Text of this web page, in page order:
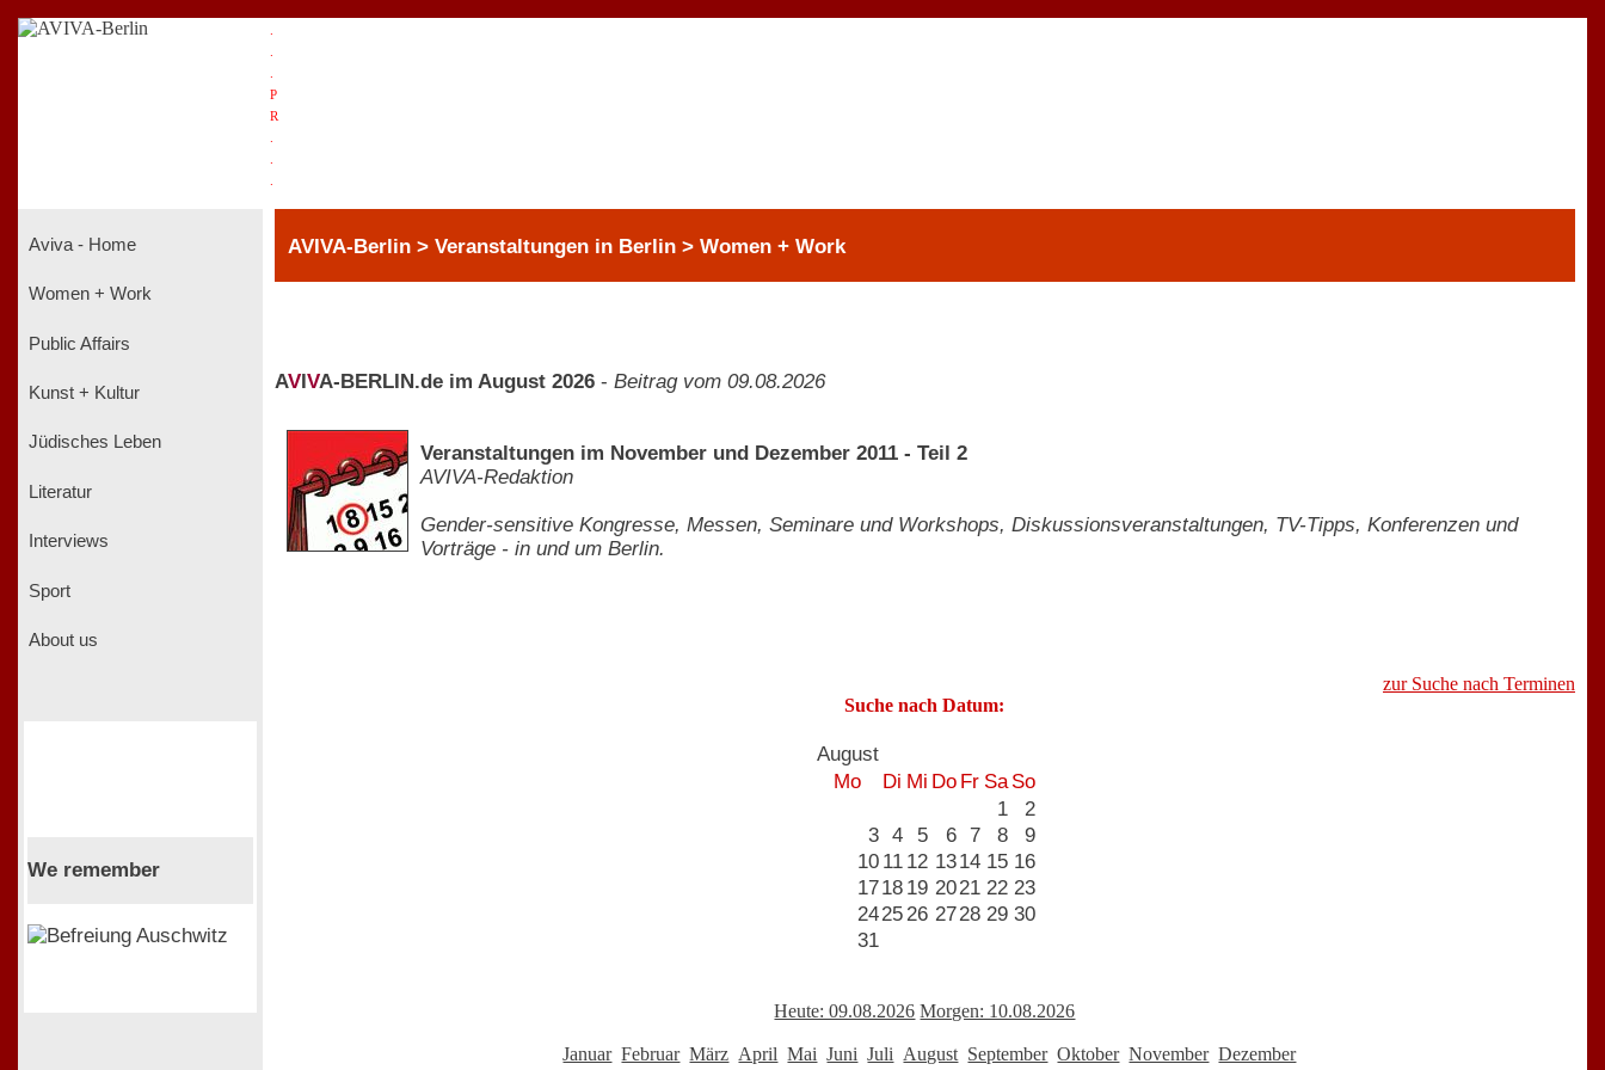
P
R
Aviva - Home
Women + Work
Public Affairs
Kunst + Kultur
Jüdisches Leben
Literatur
Interviews
Sport
About us
We remember
AVIVA-Berlin > Veranstaltungen in Berlin > Women + Work
AV VA-BERLIN.de im August 2026 - Beitrag vom 09.08.2026
Veranstaltungen im November und Dezember 2011 - Teil 2
AVIVA-Redaktion
Gender-sensitive Kongresse, Messen, Seminare und Workshops, Diskussionsveranstaltungen, TV-Tipps, Konferenzen und
Vorträge - in und um Berlin.
zur Suche nach Terminen
Suche nach Datum:
August
Mo
Di Mi Do Fr Sa So
1
2
3 4 5 6 7 8
9
10 11 12 1314 15 16
1718 19 2021 22 23
2425 26 2728 29 30
31
Heute: 09.08.2026 Morgen: 10.08.2026
Januar Februar März April Mai Juni Juli August September Oktober November Dezember